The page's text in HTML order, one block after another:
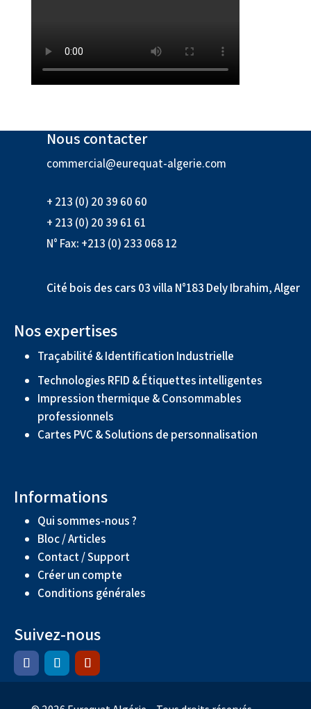
Nous contacter
commercial@eurequat-algerie.com
+ 213 (0) 20 39 60 60
+ 213 (0) 20 39 61 61
N° Fax: +213 (0) 233 068 12
Cité bois des cars 03 villa N°183 Dely Ibrahim, Alger
Nos expertises
Traçabilité & Identification Industrielle
Technologies RFID & Étiquettes intelligentes
Impression thermique & Consommables
professionnels
Cartes PVC & Solutions de personnalisation
Informations
Qui sommes-nous ?
Bloc / Articles
Contact / Support
Créer un compte
Conditions générales
Suivez-nous